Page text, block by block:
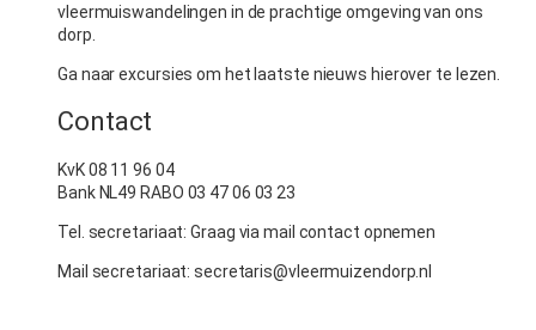
vleermuiswandelingen in de prachtige omgeving van ons
dorp.
Ga naar excursies om het laatste nieuws hierover te lezen.
Contact
KvK 08 11 96 04
Bank NL49 RABO 03 47 06 03 23
Tel. secretariaat: Graag via mail contact opnemen
Mail secretariaat: secretaris@vleermuizendorp.nl